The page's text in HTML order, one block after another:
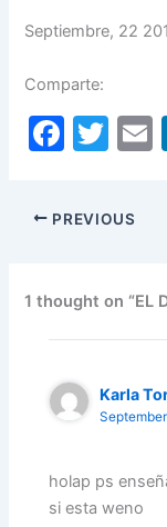
Septiembre, 22
Comparte:
F
c
e
o
o
k
T
itt
er
PREVIOUS
1 thought on “EL
Karla
holap ps
si esta weno